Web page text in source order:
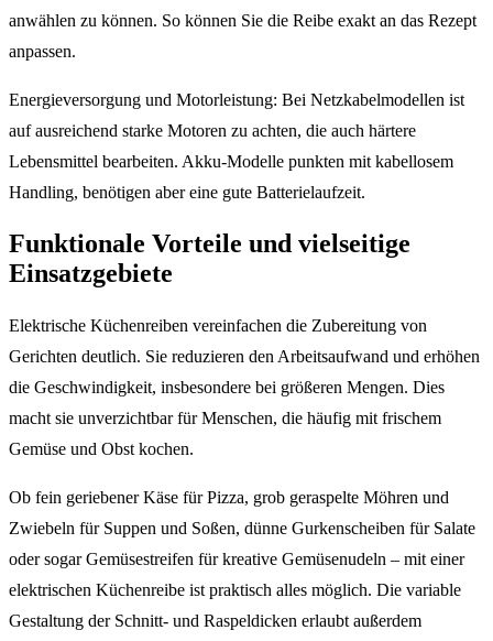
anwählen zu können. So können Sie die Reibe exakt an das Rezept
anpassen.
Energieversorgung und Motorleistung: Bei Netzkabelmodellen ist
auf ausreichend starke Motoren zu achten, die auch härtere
Lebensmittel bearbeiten. Akku-Modelle punkten mit kabellosem
Handling, benötigen aber eine gute Batterielaufzeit.
Funktionale Vorteile und vielseitige
Einsatzgebiete
Elektrische Küchenreiben vereinfachen die Zubereitung von
Gerichten deutlich. Sie reduzieren den Arbeitsaufwand und erhöhen
die Geschwindigkeit, insbesondere bei größeren Mengen. Dies
macht sie unverzichtbar für Menschen, die häufig mit frischem
Gemüse und Obst kochen.
Ob fein geriebener Käse für Pizza, grob geraspelte Möhren und
Zwiebeln für Suppen und Soßen, dünne Gurkenscheiben für Salate
oder sogar Gemüsestreifen für kreative Gemüsenudeln – mit einer
elektrischen Küchenreibe ist praktisch alles möglich. Die variable
Gestaltung der Schnitt- und Raspeldicken erlaubt außerdem